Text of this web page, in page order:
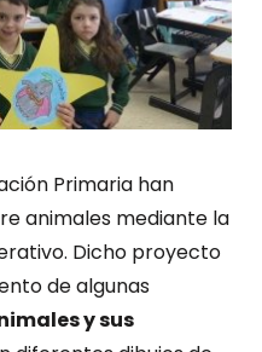
Primaria han
animales mediante la
Dicho proyecto
de algunas
y sus